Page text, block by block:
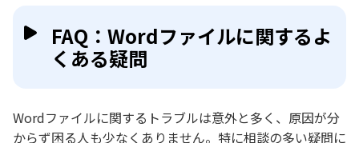
FAQ：Wordファイルに関するよ
くある疑問
Wordファイルに関するトラブルは意外と多く、原因が分
からず困る人も少なくありません。特に相談の多い疑問に